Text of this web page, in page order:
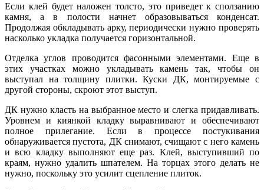
Если клей будет наложен толсто, это приведет к сползанию
камня, а в полости начнет образовываться конденсат.
Продолжая обкладывать арку, периодически нужно проверять
насколько укладка получается горизонтальной.
Отделка углов проводится фасонными элементами. Еще в
этих участках можно укладывать камень так, чтобы он
выступал на толщину плитки. Куски ДК, монтируемые с
другой стороны, скроют этот выступ.
ДК нужно класть на выбранное место и слегка придавливать.
Уровнем и киянкой кладку выравнивают и обеспечивают
полное прилегание. Если в процессе постукивания
обнаруживается пустота, ДК снимают, счищают с него камень
и всю кладку выполняют еще раз. Клей, выступивший по
краям, нужно удалить шпателем. На торцах этого делать не
нужно, поскольку это усилит сцепление плиток.